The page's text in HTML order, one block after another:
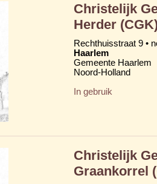
Christelijk
Herder
Rechthuisstraat 9 •
Haarlem
Gemeente Haarlem
Noord-Holland
In gebruik
Christelijk
Graankorrel